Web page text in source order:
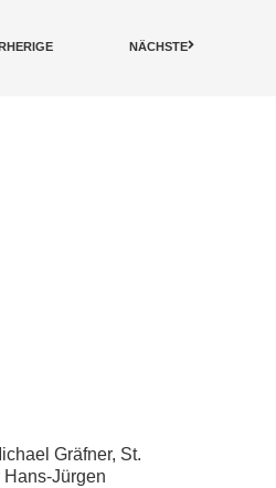
NÄCHSTE
Gräfner, St.
Jürgen